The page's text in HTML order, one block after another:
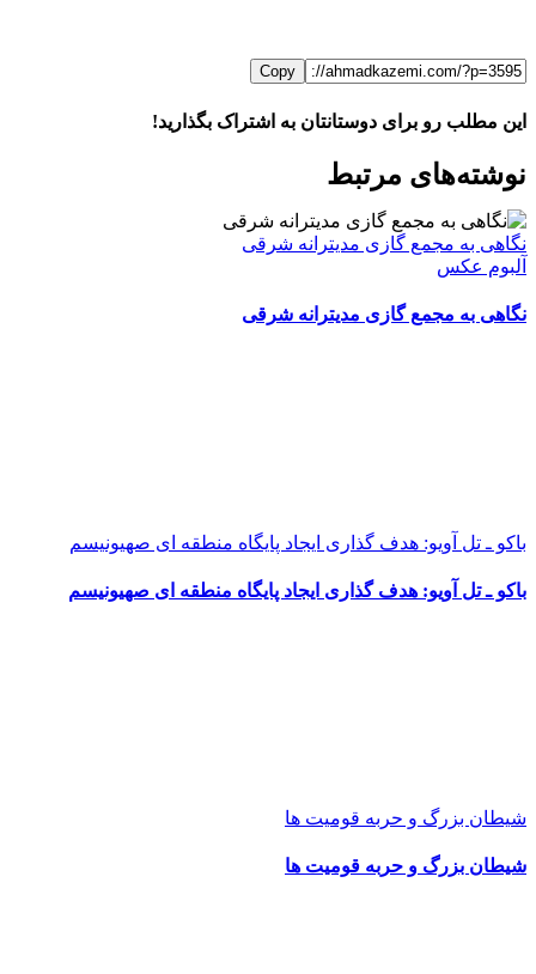
Copy
این مطلب رو برای دوستانتان به اشتراک بگذارید!
FacebookX
LinkedIn
WhatsApp
Telegram
ایمیل
نوشته‌‌های مرتبط
نگاهی به مجمع گازی مدیترانه شرقی
آلبوم عکس
نگاهی به مجمع گازی مدیترانه شرقی
باکو ـ تل آویو: هدف گذاری ایجاد پایگاه منطقه ای صهیونیسم
باکو ـ تل آویو: هدف گذاری ایجاد پایگاه منطقه ای صهیونیسم
شیطان بزرگ و حربه قومیت ها
شیطان بزرگ و حربه قومیت ها